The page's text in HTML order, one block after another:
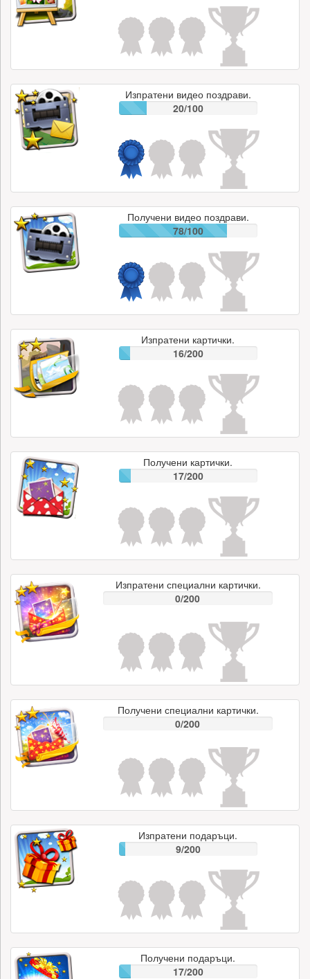
Изпратени видео поздрави.
20/100
Получени видео поздрави.
78/100
Изпратени картички.
16/200
Получени картички.
17/200
Изпратени специални картички.
0/200
Получени специални картички.
0/200
Изпратени подаръци.
9/200
Получени подаръци.
17/200